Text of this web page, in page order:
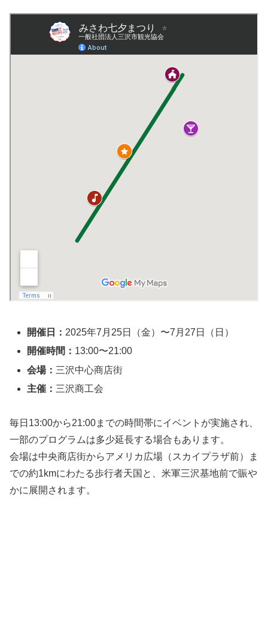
開催日： 2025年7月25日（金）〜7月27日（日）
開催時間： 13:00〜21:00
会場： 三沢中心商店街
主催： 三沢商工会
毎日13:00から21:00までの時間帯にイベントが実施され、
一部のプログラムは多少延長する場合もあります。
会場は中央商店街からアメリカ広場（スカイプラザ前）ま
での約1kmにわたる歩行者天国と、米軍三沢基地前で賑や
かに展開されます。